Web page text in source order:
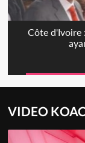
Côte d'Ivoire
VIDEO